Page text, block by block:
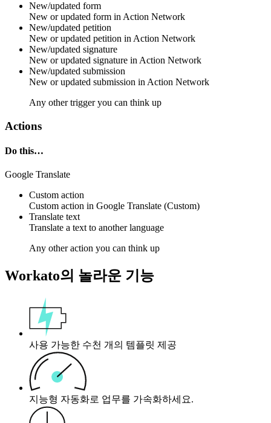
New/updated form
New or updated form in Action Network
New/updated petition
New or updated petition in Action Network
New/updated signature
New or updated signature in Action Network
New/updated submission
New or updated submission in Action Network
Any other trigger you can think up
Actions
Do this…
Google Translate
Custom action
Custom action in Google Translate (Custom)
Translate text
Translate a text to another language
Any other action you can think up
Workato의 놀라운 기능
사용 가능한 수천 개의 템플릿 제공
지능형 자동화로 업무를 가속화하세요.